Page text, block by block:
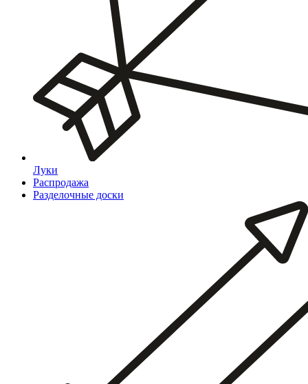
Луки
Распродажа
Разделочные доски